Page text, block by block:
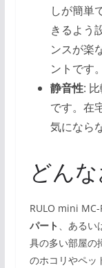
しが簡単
きるよう
ンスが楽
ントです。
静音性:
です。在
気になら
どん
RULO mini MC-
パート 、あるい
具の多い部屋の
のホコリやペッ